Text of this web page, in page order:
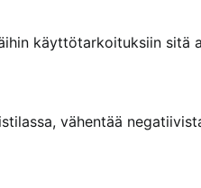
käyttötarkoituksiin sitä
vähentää